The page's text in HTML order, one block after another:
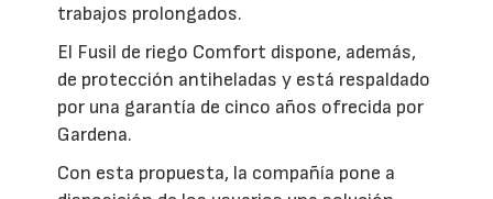
trabajos prolongados.
El Fusil de riego Comfort dispone, además,
de protección antiheladas y está respaldado
por una garantía de cinco años ofrecida por
Gardena.
Con esta propuesta, la compañía pone a